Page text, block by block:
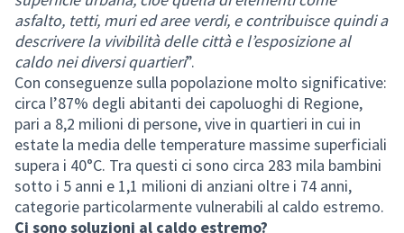
asfalto, tetti, muri ed aree verdi, e contribuisce quindi a
descrivere la vivibilità delle città e l’esposizione al
caldo nei diversi quartieri”.
Con conseguenze sulla popolazione molto significative:
circa l’87% degli abitanti dei capoluoghi di Regione,
pari a 8,2 milioni di persone, vive in quartieri in cui in
estate la media delle temperature massime superficiali
supera i 40°C. Tra questi ci sono circa 283 mila bambini
sotto i 5 anni e 1,1 milioni di anziani oltre i 74 anni,
categorie particolarmente vulnerabili al caldo estremo.
Ci sono soluzioni al caldo estremo?